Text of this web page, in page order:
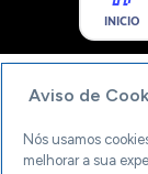
INICIO
Aviso de
Nós usamos
melhorar a sua